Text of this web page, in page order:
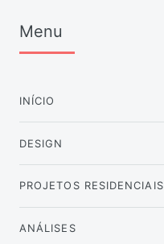
Menu
INÍCIO
DESIGN
PROJETOS RESIDENCIAIS
ANÁLISES